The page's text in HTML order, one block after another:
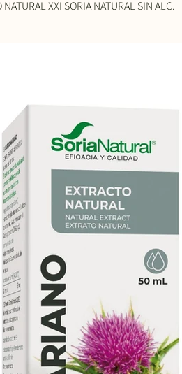
XXI SORIA NATURAL SIN ALC.